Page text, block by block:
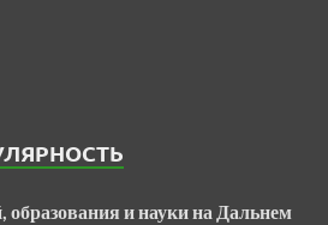
образования и науки на Дальнем